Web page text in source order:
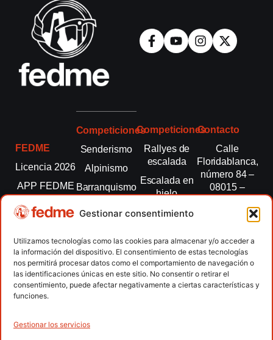
Gestionar consentimiento
Utilizamos tecnologías como las cookies para almacenar y/o acceder a
la información del dispositivo. El consentimiento de estas tecnologías
nos permitirá procesar datos como el comportamiento de navegación o
las identificaciones únicas en este sitio. No consentir o retirar el
consentimiento, puede afectar negativamente a ciertas características y
funciones.
Gestionar los servicios
FEDME
Licencia 2026
APP FEDME
Transparencia
autonómicas
Clubes
Contacto
Competiciones
Senderismo
Alpinismo
Barranquismo
montaña
Escalada
Escalada
paralimpica
Competiciones
Rallyes de
escalada
Escalada en
hielo
Esquí de
Marcha
Nórdica
Raquetas de
nieve
Contacto
Calle
Floridablanca,
número 84 –
08015 –
fedme@fedme.es
934 264 267